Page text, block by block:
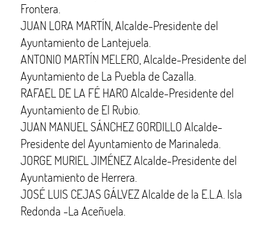
Frontera.
JUAN LORA MARTÍN, Alcalde-Presidente del
Ayuntamiento de Lantejuela.
ANTONIO MARTÍN MELERO, Alcalde-Presidente del
Ayuntamiento de La Puebla de Cazalla.
RAFAEL DE LA FÉ HARO Alcalde-Presidente del
Ayuntamiento de El Rubio.
JUAN MANUEL SÁNCHEZ GORDILLO Alcalde-
Presidente del Ayuntamiento de Marinaleda.
JORGE MURIEL JIMÉNEZ Alcalde-Presidente del
Ayuntamiento de Herrera.
JOSÉ LUIS CEJAS GÁLVEZ Alcalde de la E.L.A. Isla
Redonda -La Aceñuela.